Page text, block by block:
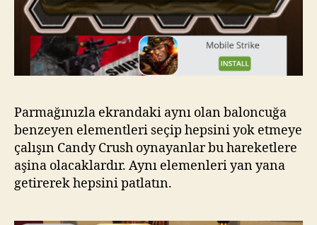
Parmağınızla ekrandaki aynı olan baloncuğa
benzeyen elementleri seçip hepsini yok etmeye
çalışın Candy Crush oynayanlar bu hareketlere
aşina olacaklardır. Aynı elemenleri yan yana
getirerek hepsini patlatın.